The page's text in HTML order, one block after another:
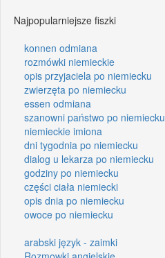
Najpopularniejsze fiszki
konnen odmiana
rozmówki niemieckie
opis przyjaciela po niemiecku
zwierzęta po niemiecku
essen odmiana
szanowni państwo po niemiecku
niemieckie imiona
dni tygodnia po niemiecku
dialog u lekarza po niemiecku
godziny po niemiecku
części ciała niemiecki
opis dnia po niemiecku
owoce po niemiecku
arabski język - zaimki